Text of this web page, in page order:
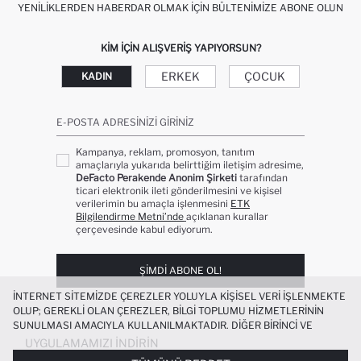
YENILIKLERDEN HABERDAR OLMAK İÇIN BÜLTENIMIZE ABONE OLUN
KIM IÇIN ALIŞVERIŞ YAPIYORSUN?
KADIN ERKEK ÇOCUK
E-POSTA ADRESINIZI GIRINIZ
Kampanya, reklam, promosyon, tanıtım
amaçlarıyla yukarıda belirttiğim iletişim adresime,
DeFacto Perakende Anonim Şirketi tarafından
ticari elektronik ileti gönderilmesini ve kişisel
verilerimin bu amaçla işlenmesini ETK
Bilgilendirme Metni’nde açıklanan kurallar
çerçevesinde kabul ediyorum.
ŞIMDI ABONE OL!
UYGULAMAMIZI İNDIRIN
İNTERNET SITEMIZDE ÇEREZLER YOLUYLA KIŞISEL VERI IŞLENMEKTE
OLUP; GEREKLI OLAN ÇEREZLER, BILGI TOPLUMU HIZMETLERININ
SUNULMASI AMACIYLA KULLANILMAKTADIR. DIĞER BIRINCI VE
ÜÇÜNCÜ TARAF ÇEREZLER ISE SIZE DAHA IYI BIR ALIŞVERIŞ
DENEYIMI SUNULABILMESI, SITEMIZIN DAHA IŞLEVSEL KILINMASI VE